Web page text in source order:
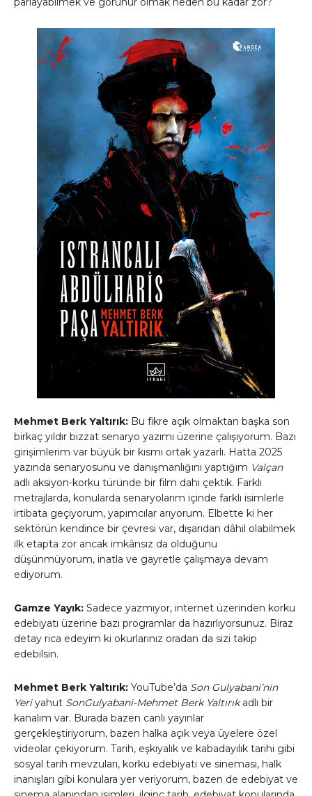
Mehmet Berk Yaltırık: Bu fikre açık olmaktan başka son
birkaç yıldır bizzat senaryo yazımı üzerine çalışıyorum. Bazı
girişimlerim var büyük bir kısmı ortak yazarlı. Hatta 2025
yazında senaryosunu ve danışmanlığını yaptığım Valçan
adlı aksiyon-korku türünde bir film dahi çektik. Farklı
metrajlarda, konularda senaryolarım içinde farklı isimlerle
irtibata geçiyorum, yapımcılar arıyorum. Elbette ki her
sektörün kendince bir çevresi var, dışarıdan dâhil olabilmek
ilk etapta zor ancak imkânsız da olduğunu
düşünmüyorum, inatla ve gayretle çalışmaya devam
ediyorum.
Gamze Yayık: Sadece yazmıyor, internet üzerinden korku
edebiyatı üzerine bazı programlar da hazırlıyorsunuz. Biraz
detay rica edeyim ki okurlarınız oradan da sizi takip
edebilsin.
Mehmet Berk Yaltırık: YouTube’da Son Gulyabani’nin
Yeriyahut SonGulyabani-Mehmet Berk Yaltırıkadlı bir
kanalım var. Burada bazen canlı yayınlar
gerçekleştiriyorum, bazen halka açık veya üyelere özel
videolar çekiyorum. Tarih, eşkıyalık ve kabadayılık tarihi gibi
sosyal tarih mevzuları, korku edebiyatı ve sineması, halk
inanışları gibi konulara yer veriyorum, bazen de edebiyat ve